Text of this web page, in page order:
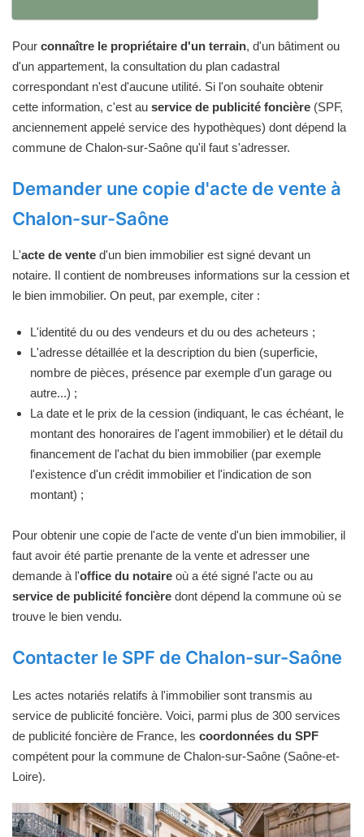
Pour connaître le propriétaire d'un terrain, d'un bâtiment ou
d'un appartement, la consultation du plan cadastral
correspondant n'est d'aucune utilité. Si l'on souhaite obtenir
cette information, c'est au service de publicité foncière (SPF,
anciennement appelé service des hypothèques) dont dépend la
commune de Chalon-sur-Saône qu'il faut s'adresser.
Demander une copie d'acte de vente à
Chalon-sur-Saône
L'acte de vente d'un bien immobilier est signé devant un
notaire. Il contient de nombreuses informations sur la cession et
le bien immobilier. On peut, par exemple, citer :
L'identité du ou des vendeurs et du ou des acheteurs ;
L'adresse détaillée et la description du bien (superficie,
nombre de pièces, présence par exemple d'un garage ou
autre...) ;
La date et le prix de la cession (indiquant, le cas échéant, le
montant des honoraires de l'agent immobilier) et le détail du
financement de l'achat du bien immobilier (par exemple
l'existence d'un crédit immobilier et l'indication de son
montant) ;
Pour obtenir une copie de l'acte de vente d'un bien immobilier, il
faut avoir été partie prenante de la vente et adresser une
demande à l'office du notaire où a été signé l'acte ou au
service de publicité foncière dont dépend la commune où se
trouve le bien vendu.
Contacter le SPF de Chalon-sur-Saône
Les actes notariés relatifs à l'immobilier sont transmis au
service de publicité foncière. Voici, parmi plus de 300 services
de publicité foncière de France, les coordonnées du SPF
compétent pour la commune de Chalon-sur-Saône (Saône-et-
Loire).